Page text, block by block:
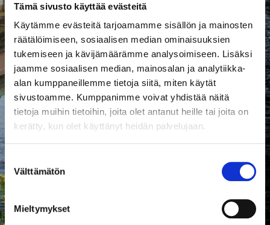
Tämä sivusto käyttää evästeitä
Käytämme evästeitä tarjoamamme sisällön ja mainosten
räätälöimiseen, sosiaalisen median ominaisuuksien
tukemiseen ja kävijämäärämme analysoimiseen. Lisäksi
jaamme sosiaalisen median, mainosalan ja analytiikka-
alan kumppaneillemme tietoja siitä, miten käytät
sivustoamme. Kumppanimme voivat yhdistää näitä
tietoja muihin tietoihin, joita olet antanut heille tai joita on
kerätty, kun olet käyttänyt heidän palvelujaan.
Suostumuksen
valinta
Välttämätön
Mieltymykset